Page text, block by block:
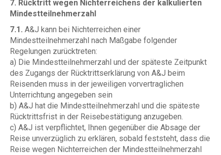
7. Rücktritt wegen Nichterreichens der kalkulierten
Mindestteilnehmerzahl
7.1. A&J kann bei Nichterreichen einer
Mindestteilnehmerzahl nach Maßgabe folgender
Regelungen zurücktreten:
a) Die Mindestteilnehmerzahl und der späteste Zeitpunkt
des Zugangs der Rücktrittserklärung von A&J beim
Reisenden muss in der jeweiligen vorvertraglichen
Unterrichtung angegeben sein
b) A&J hat die Mindestteilnehmerzahl und die späteste
Rücktrittsfrist in der Reisebestätigung anzugeben.
c) A&J ist verpflichtet, Ihnen gegenüber die Absage der
Reise unverzüglich zu erklären, sobald feststeht, dass die
Reise wegen Nichterreichen der Mindestteilnehmerzahl